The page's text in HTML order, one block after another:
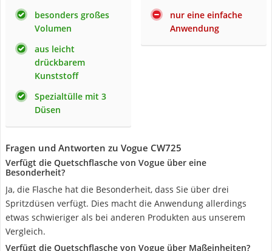
besonders großes
Volumen
aus leicht
drückbarem
Kunststoff
Spezialtülle mit 3
Düsen
nur eine einfache
Anwendung
Fragen und Antworten zu Vogue CW725
Verfügt die Quetschflasche von Vogue über eine
Besonderheit?
Ja, die Flasche hat die Besonderheit, dass Sie über drei
Spritzdüsen verfügt. Dies macht die Anwendung allerdings
etwas schwieriger als bei anderen Produkten aus unserem
Vergleich.
Verfügt die Quetschflasche von Vogue über Maßeinheiten?